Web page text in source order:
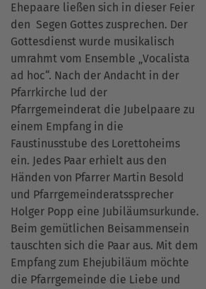
Ehepaare ließen sich in dieser Feier
den Segen Gottes zusprechen. Der
Gottesdienst wurde musikalisch
umrahmt vom Ensemble „Vocalista
ad hoc“. Nach der Andacht in der
Pfarrkirche lud der
Pfarrgemeinderat die Jubelpaare zu
einem Empfang in die
Faustinusstube des Lorettoheims
ein. Jedes Paar erhielt aus den
Händen von Pfarrer Martin Besold
und Pfarrgemeinderatssprecher
Holger Popp eine Jubiläumsurkunde.
Beim gemütlichen Beisammensein
tauschten sich die Paar aus. Mit dem
Empfang zum Ehejubiläum möchte
die Pfarrgemeinde die Liebe und